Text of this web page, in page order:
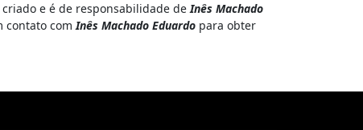
e é de responsabilidade deInês Machado
contato comInês Machado Eduardo para obter